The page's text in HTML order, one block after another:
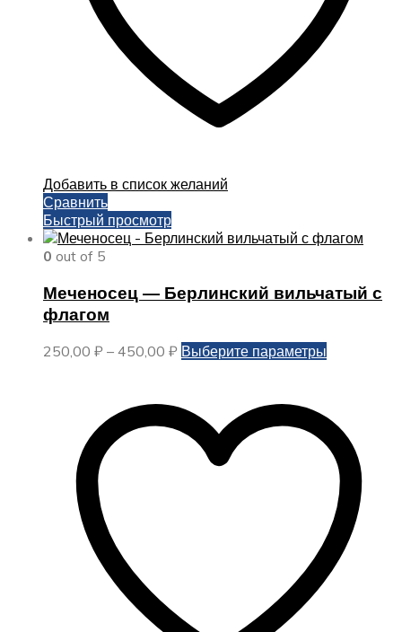
Добавить в список желаний
Сравнить
Быстрый просмотр
0 out of 5
Меченосец — Берлинский вильчатый с
флагом
250,00 ₽ – 450,00 ₽ Диапазон
–
450,00 ₽
Выберите параметры
вариаций.
Опции
можно
выбрать
на
странице
товара.